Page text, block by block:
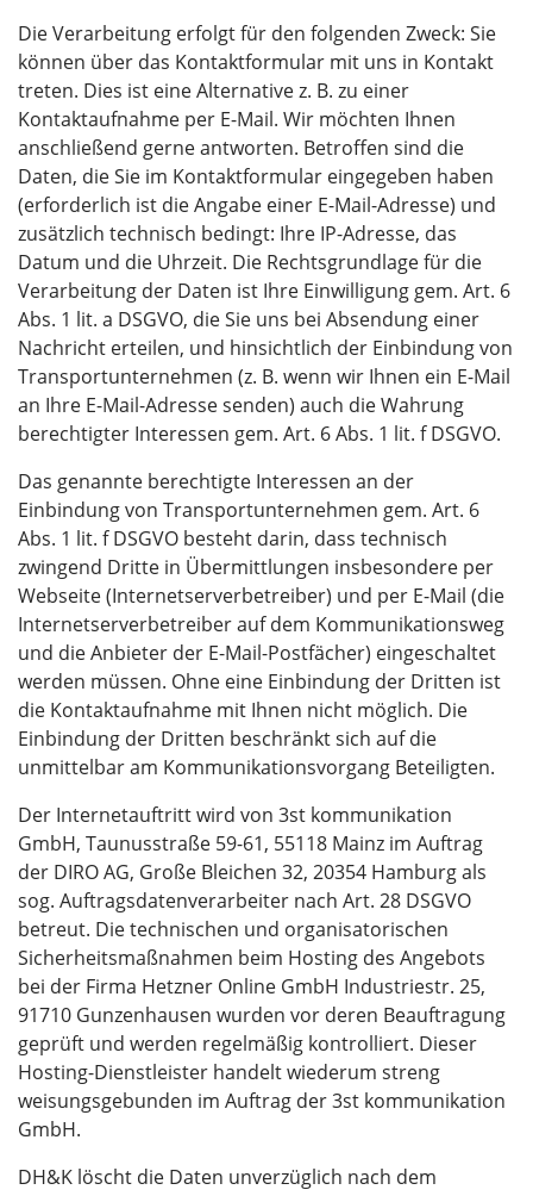
Die Verarbeitung erfolgt für den folgenden Zweck: Sie
können über das Kontaktformular mit uns in Kontakt
treten. Dies ist eine Alternative z. B. zu einer
Kontaktaufnahme per E-Mail. Wir möchten Ihnen
anschließend gerne antworten. Betroffen sind die
Daten, die Sie im Kontaktformular eingegeben haben
(erforderlich ist die Angabe einer E-Mail-Adresse) und
zusätzlich technisch bedingt: Ihre IP-Adresse, das
Datum und die Uhrzeit. Die Rechtsgrundlage für die
Verarbeitung der Daten ist Ihre Einwilligung gem. Art. 6
Abs. 1 lit. a DSGVO, die Sie uns bei Absendung einer
Nachricht erteilen, und hinsichtlich der Einbindung von
Transportunternehmen (z. B. wenn wir Ihnen ein E-Mail
an Ihre E-Mail-Adresse senden) auch die Wahrung
berechtigter Interessen gem. Art. 6 Abs. 1 lit. f DSGVO.
Das genannte berechtigte Interessen an der
Einbindung von Transportunternehmen gem. Art. 6
Abs. 1 lit. f DSGVO besteht darin, dass technisch
zwingend Dritte in Übermittlungen insbesondere per
Webseite (Internetserverbetreiber) und per E-Mail (die
Internetserverbetreiber auf dem Kommunikationsweg
und die Anbieter der E-Mail-Postfächer) eingeschaltet
werden müssen. Ohne eine Einbindung der Dritten ist
die Kontaktaufnahme mit Ihnen nicht möglich. Die
Einbindung der Dritten beschränkt sich auf die
unmittelbar am Kommunikationsvorgang Beteiligten.
Der Internetauftritt wird von 3st kommunikation
GmbH, Taunusstraße 59-61, 55118 Mainz im Auftrag
der DIRO AG, Große Bleichen 32, 20354 Hamburg als
sog. Auftragsdatenverarbeiter nach Art. 28 DSGVO
betreut. Die technischen und organisatorischen
Sicherheitsmaßnahmen beim Hosting des Angebots
bei der Firma Hetzner Online GmbH Industriestr. 25,
91710 Gunzenhausen wurden vor deren Beauftragung
geprüft und werden regelmäßig kontrolliert. Dieser
Hosting-Dienstleister handelt wiederum streng
weisungsgebunden im Auftrag der 3st kommunikation
GmbH.
DH&K löscht die Daten unverzüglich nach dem